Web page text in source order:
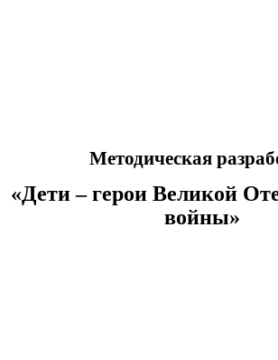
Методическая
«Дети – герои Великой
войны»